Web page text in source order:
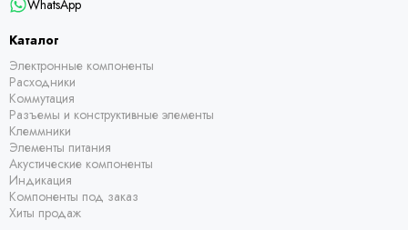
WhatsApp
Каталог
Электронные компоненты
Расходники
Коммутация
Разъемы и конструктивные элементы
Клеммники
Элементы питания
Акустические компоненты
Индикация
Компоненты под заказ
Хиты продаж